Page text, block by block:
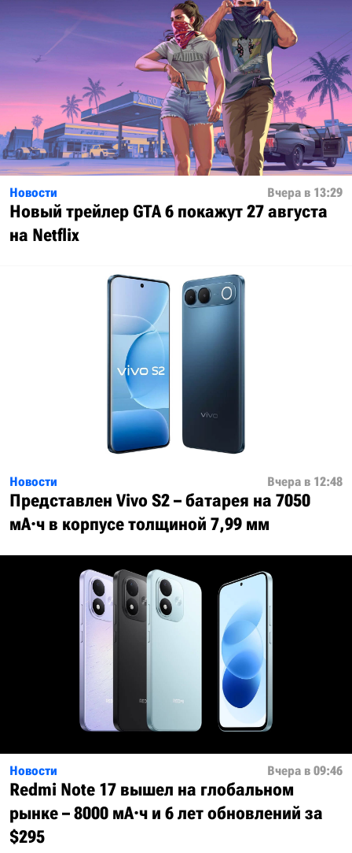
Новости Вчера в 13:29
Новый трейлер GTA 6 покажут 27 августа
на Netflix
Новости Вчера в 12:48
Представлен Vivo S2 – батарея на 7050
мА·ч в корпусе толщиной 7,99 мм
Новости Вчера в 09:46
Redmi Note 17 вышел на глобальном
рынке – 8000 мА·ч и 6 лет обновлений за
$295